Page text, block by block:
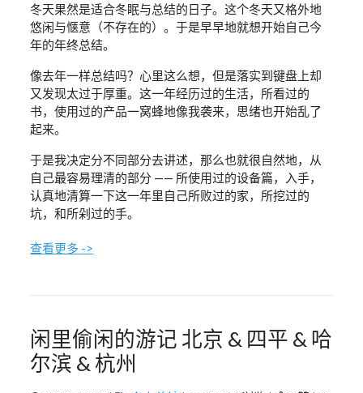
冬天果然是适合冬眠与总结的日子。这个冬天又格外地
悠闲与惬意（不存在的）。于是早早地就想开始自己今
年的年终总结。
像去年一样总结吗？心里这么想，但是落实到键盘上却
又发现太过于厚重。这一年经历过的生活，所看过的
书，使用过的产品一窝蜂地像我袭来，思绪也开始乱了
起来。
于是我决定分不同部分去讲述，那么也就很自然地，从
自己最容易理清的部分 —— 所使用过的设备篇，入手，
认真地清算一下这一年里自己所败过的家，所挖过的
坑，和所剁过的手。
查看更多 ->
闲里偷闲的游记 北京 & 四平 & 哈
尔滨 & 杭州